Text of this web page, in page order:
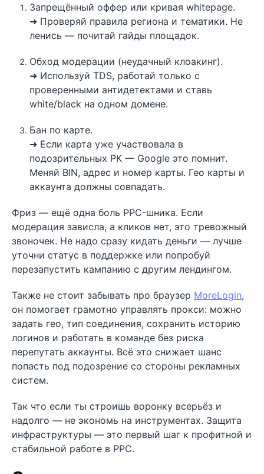
Запрещённый оффер или кривая whitepage.
➜ Проверяй правила региона и тематики. Не
ленись — почитай гайды площадок.
Обход модерации (неудачный клоакинг).
➜ Используй TDS, работай только с
проверенными антидетектами и ставь
white/black на одном домене.
Бан по карте.
➜ Если карта уже участвовала в
подозрительных РК — Google это помнит.
Меняй BIN, адрес и номер карты. Гео карты и
аккаунта должны совпадать.
Фриз — ещё одна боль PPC-шника. Если
модерация зависла, а кликов нет, это тревожный
звоночек. Не надо сразу кидать деньги — лучше
уточни статус в поддержке или попробуй
перезапустить кампанию с другим лендингом.
Также не стоит забывать про браузер MoreLogin,
он помогает грамотно управлять прокси: можно
задать гео, тип соединения, сохранить историю
логинов и работать в команде без риска
перепутать аккаунты. Всё это снижает шанс
попасть под подозрение со стороны рекламных
систем.
Так что если ты строишь воронку всерьёз и
надолго — не экономь на инструментах. Защита
инфраструктуры — это первый шаг к профитной и
стабильной работе в PPC.